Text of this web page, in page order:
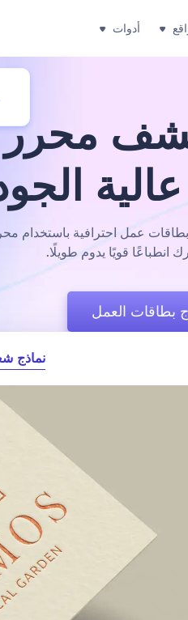
أدوات
عالية
انطباعًا قويًا يدوم طويلًا.
بطاقات العمل
نماذج